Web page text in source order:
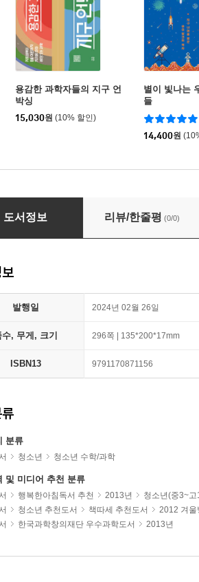
용감한 과학자들의 지구 언
박싱
15,030원 (10% 할인)
별이 빛나는
들
14,400원
과학자들의 우주 언박싱
도서정보 리뷰/한줄평 (0/0)
발행일 2024년 02월 26일
수, 무게, 크기 296쪽 | 135*200*17mm
ISBN13 9791170871156
분류
청소년 청소년 수학/과학
및 미디어 추천 분류
행복한아침독서 추천 2013년
청소년(중3~
청소년 추천도서 책따세 추천도서
2012 겨울
한국과학창의재단 우수과학도서 2013년